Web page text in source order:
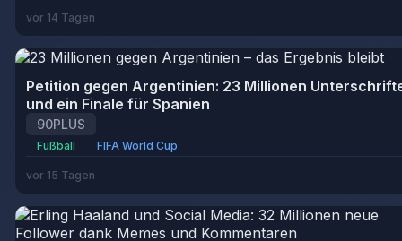
vor 14 Tagen
Petition gegen Argentinien: 23 Millionen
und ein Finale für Spanien
90PLUS
Fußball FIFA World Cup
vor 15 Tagen